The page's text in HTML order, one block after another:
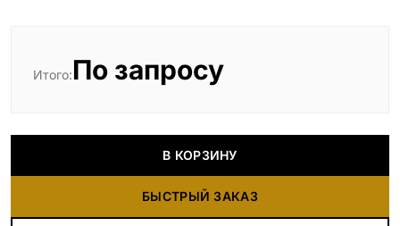
Итого:По запросу
В КОРЗИНУ
БЫСТРЫЙ ЗАКАЗ